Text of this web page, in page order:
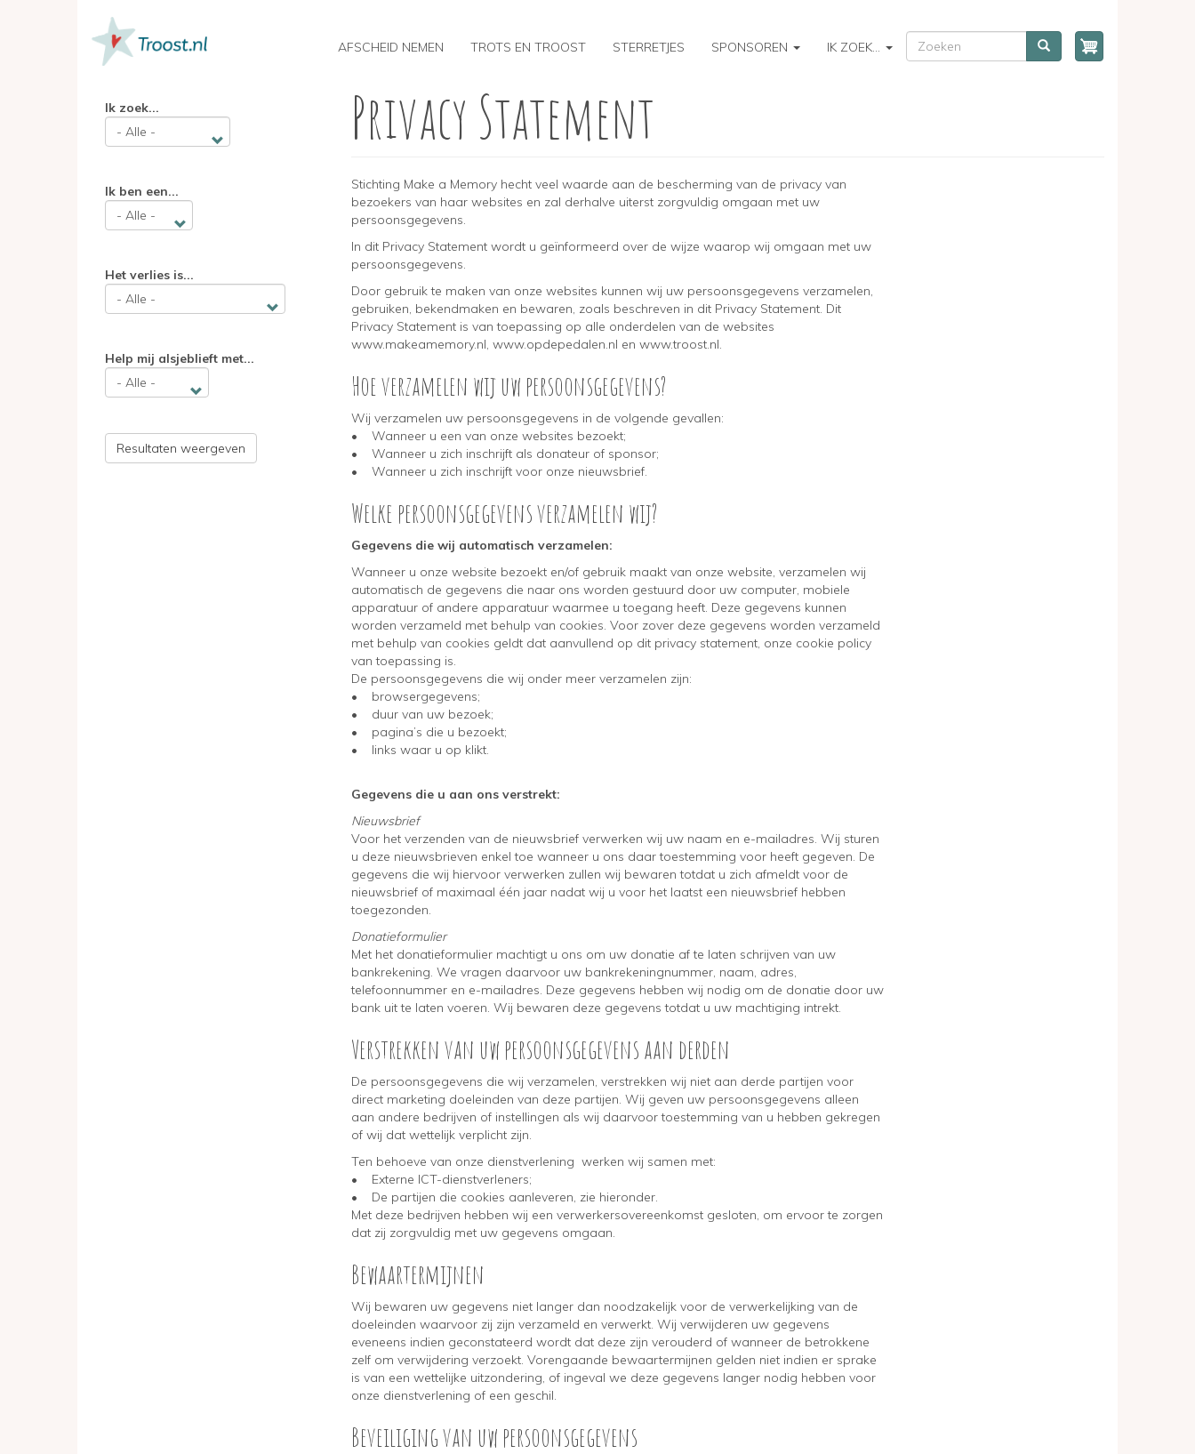
ZOEKEN Zoeken
MAIN
NAVIGATION
AFSCHEID NEMEN TROTS EN TROOST STERRETJES SPONSOREN IK ZOEK...
Ik zoek...
Ik ben een...
Het verlies is...
Help mij alsjeblieft met...
Resultaten weergeven
Privacy Statement
Stichting Make a Memory hecht veel waarde aan de bescherming van de privacy van
bezoekers van haar websites en zal derhalve uiterst zorgvuldig omgaan met uw
persoonsgegevens.
In dit Privacy Statement wordt u geïnformeerd over de wijze waarop wij omgaan met uw
persoonsgegevens.
Door gebruik te maken van onze websites kunnen wij uw persoonsgegevens verzamelen,
gebruiken, bekendmaken en bewaren, zoals beschreven in dit Privacy Statement. Dit
Privacy Statement is van toepassing op alle onderdelen van de websites
www.makeamemory.nl, www.opdepedalen.nl en www.troost.nl.
Hoe verzamelen wij uw persoonsgegevens?
Wij verzamelen uw persoonsgegevens in de volgende gevallen:
• Wanneer u een van onze websites bezoekt;
• Wanneer u zich inschrijft als donateur of sponsor;
• Wanneer u zich inschrijft voor onze nieuwsbrief.
Welke persoonsgegevens verzamelen wij?
Gegevens die wij automatisch verzamelen:
Wanneer u onze website bezoekt en/of gebruik maakt van onze website, verzamelen wij
automatisch de gegevens die naar ons worden gestuurd door uw computer, mobiele
apparatuur of andere apparatuur waarmee u toegang heeft. Deze gegevens kunnen
worden verzameld met behulp van cookies. Voor zover deze gegevens worden verzameld
met behulp van cookies geldt dat aanvullend op dit privacy statement, onze cookie policy
van toepassing is.
De persoonsgegevens die wij onder meer verzamelen zijn:
• browsergegevens;
• duur van uw bezoek;
• pagina’s die u bezoekt;
• links waar u op klikt.
Gegevens die u aan ons verstrekt:
Nieuwsbrief
Voor het verzenden van de nieuwsbrief verwerken wij uw naam en e-mailadres. Wij sturen
u deze nieuwsbrieven enkel toe wanneer u ons daar toestemming voor heeft gegeven. De
gegevens die wij hiervoor verwerken zullen wij bewaren totdat u zich afmeldt voor de
nieuwsbrief of maximaal één jaar nadat wij u voor het laatst een nieuwsbrief hebben
toegezonden.
Donatieformulier
Met het donatieformulier machtigt u ons om uw donatie af te laten schrijven van uw
bankrekening. We vragen daarvoor uw bankrekeningnummer, naam, adres,
telefoonnummer en e-mailadres. Deze gegevens hebben wij nodig om de donatie door uw
bank uit te laten voeren. Wij bewaren deze gegevens totdat u uw machtiging intrekt.
Verstrekken van uw persoonsgegevens aan derden
De persoonsgegevens die wij verzamelen, verstrekken wij niet aan derde partijen voor
direct marketing doeleinden van deze partijen. Wij geven uw persoonsgegevens alleen
aan andere bedrijven of instellingen als wij daarvoor toestemming van u hebben gekregen
of wij dat wettelijk verplicht zijn.
Ten behoeve van onze dienstverlening werken wij samen met:
• Externe ICT-dienstverleners;
• De partijen die cookies aanleveren, zie hieronder.
Met deze bedrijven hebben wij een verwerkersovereenkomst gesloten, om ervoor te zorgen
dat zij zorgvuldig met uw gegevens omgaan.
Bewaartermijnen
Wij bewaren uw gegevens niet langer dan noodzakelijk voor de verwerkelijking van de
doeleinden waarvoor zij zijn verzameld en verwerkt. Wij verwijderen uw gegevens
eveneens indien geconstateerd wordt dat deze zijn verouderd of wanneer de betrokkene
zelf om verwijdering verzoekt. Vorengaande bewaartermijnen gelden niet indien er sprake
is van een wettelijke uitzondering, of ingeval we deze gegevens langer nodig hebben voor
onze dienstverlening of een geschil.
Beveiliging van uw persoonsgegevens